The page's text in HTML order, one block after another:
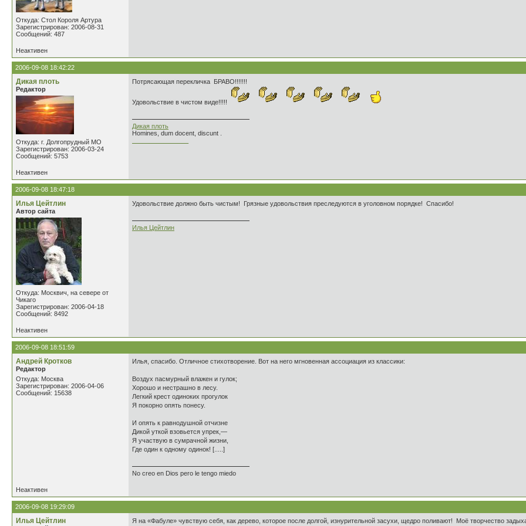
Откуда: Стол Короля Артура
Зарегистрирован: 2006-08-31
Сообщений: 487
Неактивен
2006-09-08 18:42:22
Дикая плоть
Редактор
Откуда: г. Долгопрудный МО
Зарегистрирован: 2006-03-24
Сообщений: 5753
Потрясающая перекличка БРАВО!!!!!!!
Удовольствие в чистом виде!!!!!
Дикая плоть
Homines, dum docent, discunt .
Неактивен
2006-09-08 18:47:18
Илья Цейтлин
Автор сайта
Откуда: Москвич, на севере от
Чикаго
Зарегистрирован: 2006-04-18
Сообщений: 8492
Удовольствие должно быть чистым! Грязные удовольствия преследуются в уголовном порядке! Спасибо!
Илья Цейтлин
Неактивен
2006-09-08 18:51:59
Андрей Кротков
Редактор
Откуда: Москва
Зарегистрирован: 2006-04-06
Сообщений: 15638
Илья, спасибо. Отличное стихотворение. Вот на него мгновенная ассоциация из классики:
Воздух пасмурный влажен и гулок;
Хорошо и нестрашно в лесу.
Легкий крест одиноких прогулок
Я покорно опять понесу.
И опять к равнодушной отчизне
Дикой уткой взовьется упрек,—
Я участвую в сумрачной жизни,
Где один к одному одинок! [.....]
No creo en Dios pero le tengo miedo
Неактивен
2006-09-08 19:29:09
Илья Цейтлин Я на «Фабуле» чувствую себя, как дерево, которое после долгой, изнурительной засухи, щедро поливают! Моё творчество